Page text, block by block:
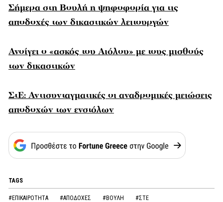
Σήμερα στη Βουλή η ψηφοφορία για τις
αποδοχές των δικαστικών λειτουργών
Ανοίγει ο «ασκός του Αιόλου» με τους μισθούς
των δικαστικών
ΣτΕ: Αντισυνταγματικές οι αναδρομικές μειώσεις
αποδοχών των ενστόλων
TAGS
#ΕΠΙΚΑΙΡΟΤΗΤΑ #ΑΠΟΔΟΧΕΣ #ΒΟΥΛΗ #ΣΤΕ